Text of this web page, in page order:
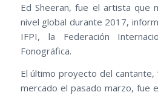
Ed Sheeran, fue el artista que
nivel global durante 2017,
IFPI, la Federación
Fonográfica.
El último proyecto del cantante,
mercado el pasado marzo, fue